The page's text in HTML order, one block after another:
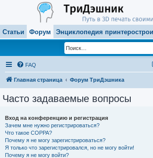
Статьи Форум Энциклопедия
FAQ
Главная страница Форум ТриДэшника
Часто задаваемые вопросы
Вход на конференцию и регистрация
Зачем мне нужно регистрироваться?
Что такое COPPA?
Почему я не могу зарегистрироваться?
Я только что зарегистрировался, но не могу войти!
Почему я не могу войти?